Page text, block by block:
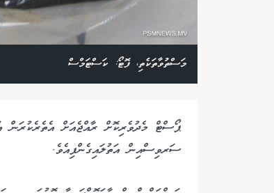
މަސްތުވާތަކެތި، ފޮޓޯ: ކަސްޓަމްސް
ޕޯސްޓް މެދުވެރިކޮށް ރާއްޖެއަށް
ސަރވިސްއިން އަތުލައިގެންފިއެވެ.